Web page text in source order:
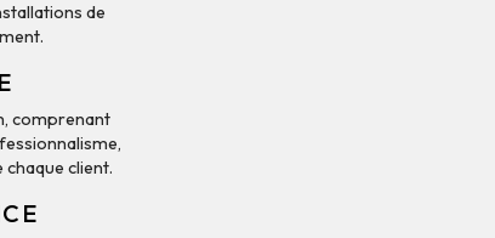
de
comprenant
client.